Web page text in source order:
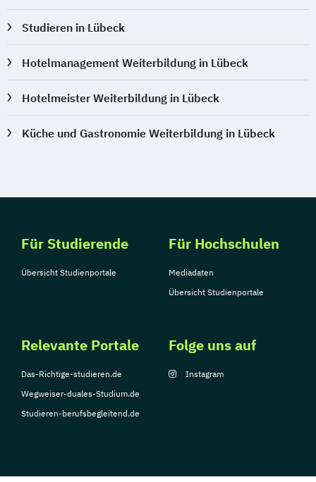
Studieren in Lübeck
Hotelmanagement Weiterbildung in Lübeck
Hotelmeister Weiterbildung in Lübeck
Küche und Gastronomie Weiterbildung in Lübeck
Für Studierende
Übersicht Studienportale
Für Hochschulen
Mediadaten
Übersicht Studienportale
Relevante Portale
Das-Richtige-studieren.de
Wegweiser-duales-Studium.de
Studieren-berufsbegleitend.de
Folge uns auf
Instagram